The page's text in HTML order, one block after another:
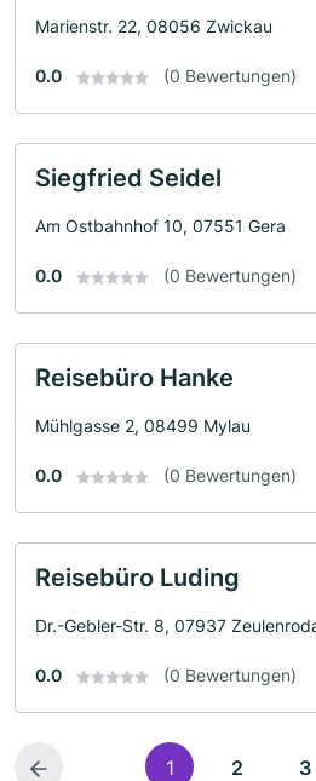
Marienstr. 22, 08056 Zwickau
0.0 (0 Bewertungen)
Siegfried Seidel
Am Ostbahnhof 10, 07551 Gera
0.0 (0 Bewertungen)
Reisebüro Hanke
Mühlgasse 2, 08499 Mylau
0.0 (0 Bewertungen)
Reisebüro Luding
Dr.-Gebler-Str. 8, 07937
0.0 (0 Bewertungen)
1 2 3